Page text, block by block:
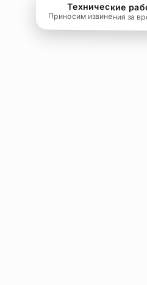
Технические
Приносим извинения за